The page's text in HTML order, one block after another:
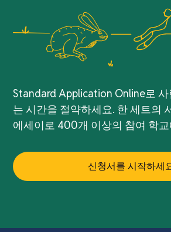
Standard Application Online로
는 시간을 절약하세요. 한 세트의
에세이로 400개 이상의 참여 학
신청서를 시작하세